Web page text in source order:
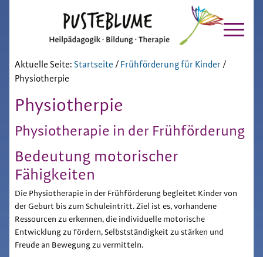
Hauptnavigation
content
Pusteblume
Chiemgau
Aktuelle Seite: Startseite / Frühförderung für Kinder /
Physiotherpie
Physiotherpie
Physiotherapie in der Frühförderung
Bedeutung motorischer
Fähigkeiten
Die Physiotherapie in der Frühförderung begleitet Kinder von
der Geburt bis zum Schuleintritt. Ziel ist es, vorhandene
Ressourcen zu erkennen, die individuelle motorische
Entwicklung zu fördern, Selbstständigkeit zu stärken und
Freude an Bewegung zu vermitteln.